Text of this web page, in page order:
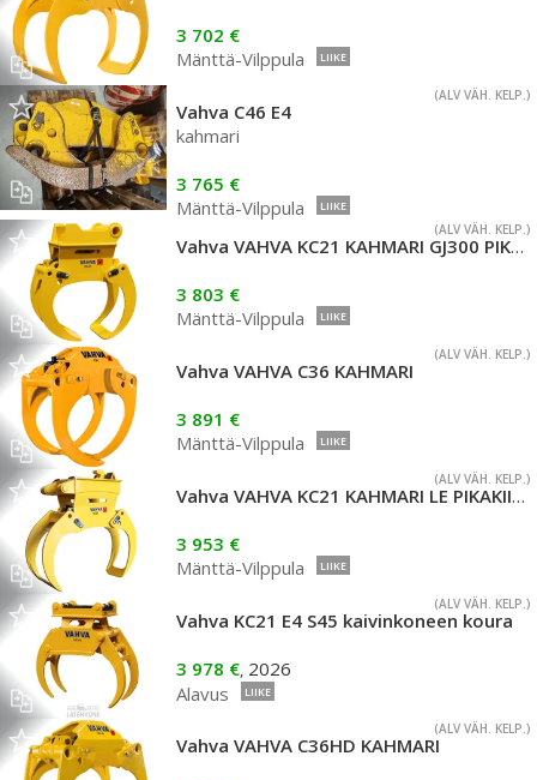
3 702 €
Mänttä-Vilppula
LIIKE
(ALV VÄH. KELP.)
Vahva C46 E4
kahmari
3 765 €
Mänttä-Vilppula
LIIKE
(ALV VÄH. KELP.)
Vahva VAHVA KC21 KAHMARI GJ300 PIKAKIINNIKKEELLÄ
3 803 €
Mänttä-Vilppula
LIIKE
(ALV VÄH. KELP.)
Vahva VAHVA C36 KAHMARI
3 891 €
Mänttä-Vilppula
LIIKE
(ALV VÄH. KELP.)
Vahva VAHVA KC21 KAHMARI LE PIKAKIINNIKKEELLÄ
3 953 €
Mänttä-Vilppula
LIIKE
(ALV VÄH. KELP.)
Vahva KC21 E4 S45 kaivinkoneen koura
3 978 €, 2026
Alavus
LIIKE
(ALV VÄH. KELP.)
Vahva VAHVA C36HD KAHMARI